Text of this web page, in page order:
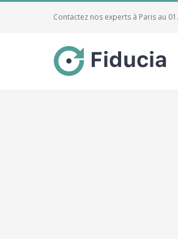
Contactez nos experts à Paris au